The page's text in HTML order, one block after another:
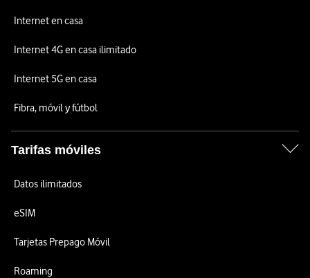
Internet en casa
Internet 4G en casa ilimitado
Internet 5G en casa
Fibra, móvil y fútbol
Tarifas móviles
Datos ilimitados
eSIM
Tarjetas Prepago Móvil
Roaming